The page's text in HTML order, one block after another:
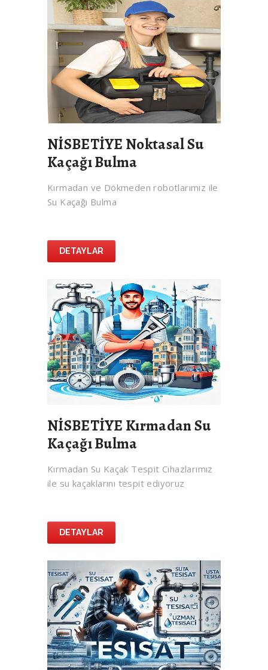
NİSBETİYE Noktasal Su
Kaçağı Bulma
Kırmadan ve Dökmeden robotlarımız ile
Su Kaçağı Bulma
DETAYLAR
NİSBETİYE Kırmadan Su
Kaçağı Bulma
Kırmadan Su Kaçak Tespit Cihazlarımız
ile su kaçaklarını tespit ediyoruz
DETAYLAR